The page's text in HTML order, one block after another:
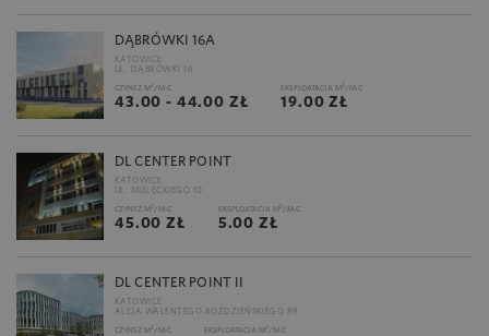
DĄBRÓWKI 16A
KATOWICE
UL. DĄBRÓWKI 16
CZYNSZ M2 /M-C
43.00 - 44.00 ZŁ
EKSPLOATACJA M2 /M-C
19.00 ZŁ
DL CENTER POINT
KATOWICE
UL. MIELĘCKIEGO 10
CZYNSZ M2 /M-C
45.00 ZŁ
EKSPLOATACJA M2 /M-C
5.00 ZŁ
DL CENTER POINT II
KATOWICE
ALEJA WALENTEGO ROŹDZIEŃSKIEGO 89
CZYNSZ M2 /M-C EKSPLOATACJA M2 /M-C